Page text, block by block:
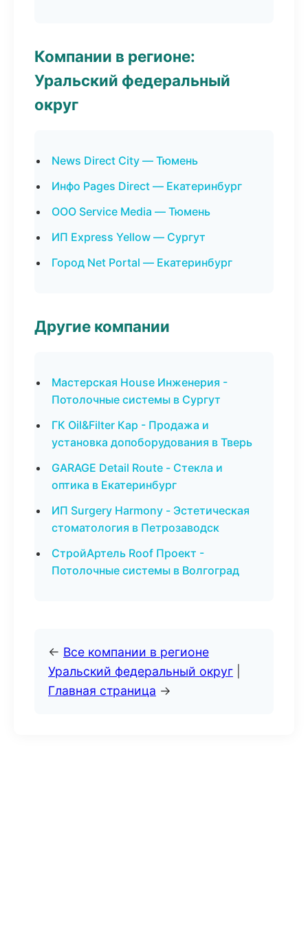
Компании в регионе:
Уральский федеральный
округ
News Direct City — Тюмень
Инфо Pages Direct — Екатеринбург
ООО Service Media — Тюмень
ИП Express Yellow — Сургут
Город Net Portal — Екатеринбург
Другие компании
Мастерская House Инженерия -
Потолочные системы в Сургут
ГК Oil&Filter Кар - Продажа и
установка допоборудования в Тверь
GARAGE Detail Route - Стекла и
оптика в Екатеринбург
ИП Surgery Harmony - Эстетическая
стоматология в Петрозаводск
СтройАртель Roof Проект -
Потолочные системы в Волгоград
← Все компании в регионе
Уральский федеральный округ
Главная страница →